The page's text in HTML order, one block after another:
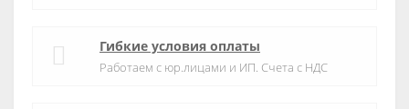
Гибкие условия оплаты
Работаем с юр.лицами и ИП. Счета с НДС